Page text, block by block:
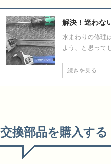
解決！迷わな
水まわりの修理
よう、と思って
続きを見る
交換部品を購入する